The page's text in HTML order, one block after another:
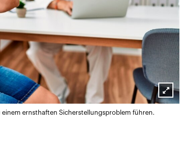
Lightbox
einem ernsthaften Sicherstellungsproblem führen.